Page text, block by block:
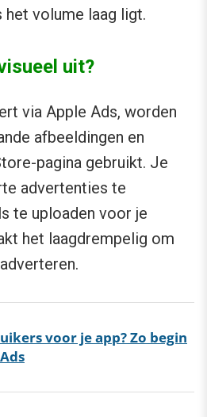
volume laag ligt.
uit?
via Apple Ads, worden
afbeeldingen en
pagina gebruikt. Je
advertenties te
te uploaden voor je
het laagdrempelig om
voor je app? Zo begin